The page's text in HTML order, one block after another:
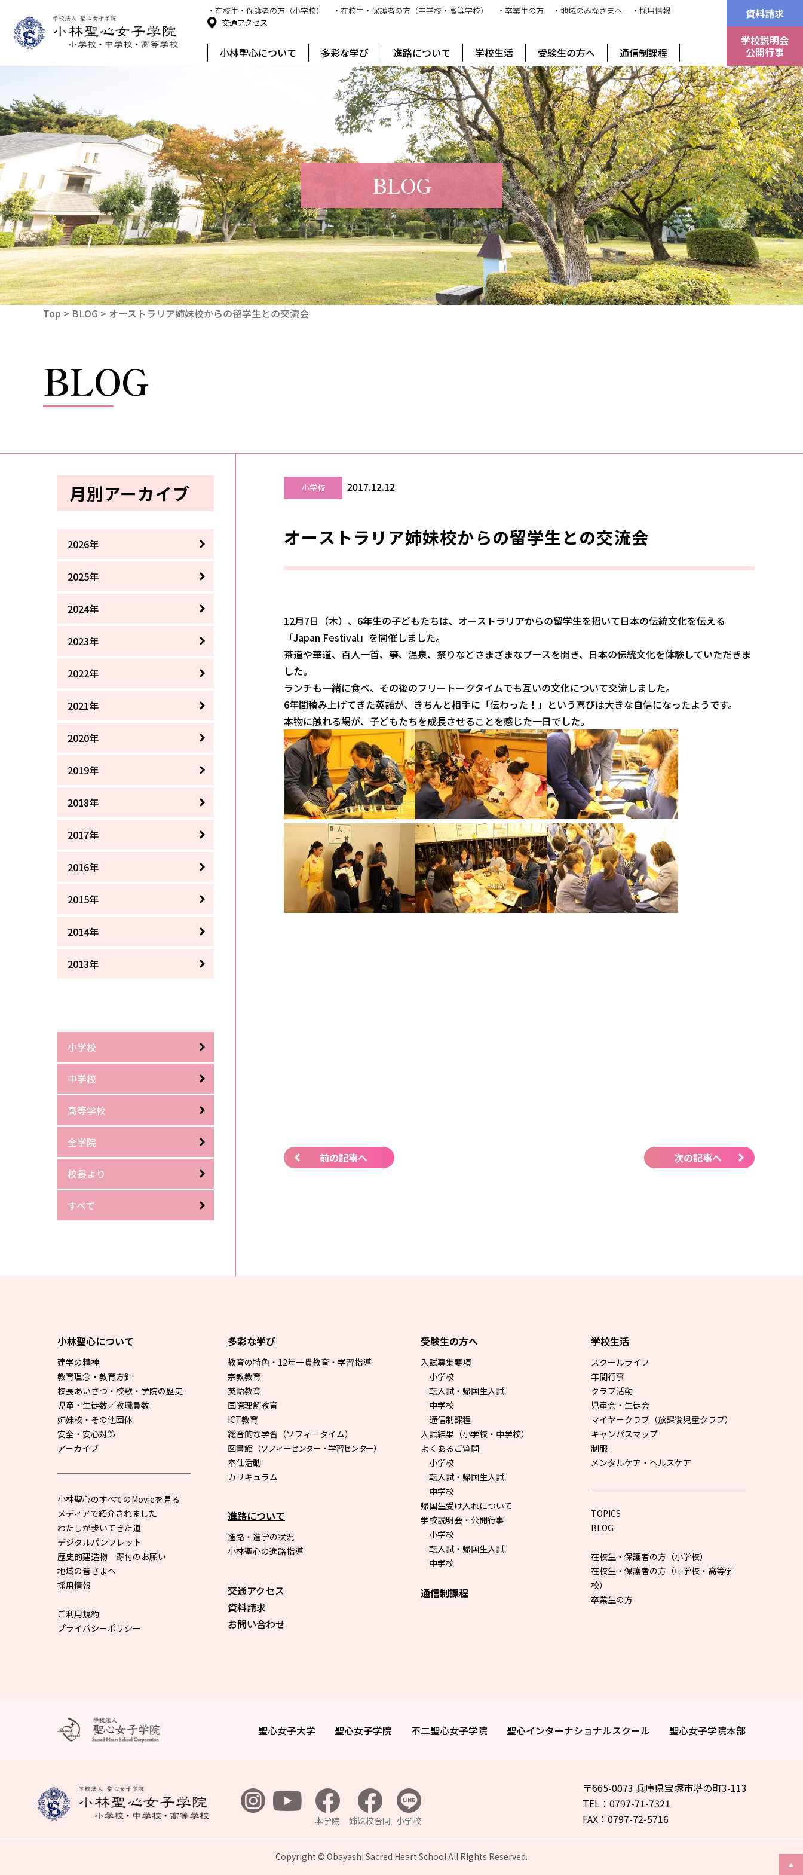
・在校生・保護者の方（小学校） ・在校生・保護者の方（中学校・高等学校） ・卒業生の方 ・地域のみなさまへ
・採用情報
交通アクセス
小林聖心について 多彩な学び 進路について 学校生活 受験生の方へ 通信制課程
資料請求
学校説明会
公開行事
BLOG
Top > BLOG > オーストラリア姉妹校からの留学生との交流会
BLOG
小学校 2017.12.12
オーストラリア姉妹校からの留学生との交流会
12月7日（木）、6年生の子どもたちは、オーストラリアからの留学生を招いて日本の伝統文化を伝える
「Japan Festival」を開催しました。
茶道や華道、百人一首、箏、温泉、祭りなどさまざまなブースを開き、日本の伝統文化を体験していただきま
した。
ランチも一緒に食べ、その後のフリートークタイムでも互いの文化について交流しました。
6年間積み上げてきた英語が、きちんと相手に「伝わった！」という喜びは大きな自信になったようです。
本物に触れる場が、子どもたちを成長させることを感じた一日でした。
前の記事へ 次の記事へ
月別アーカイブ
2026年
2025年
2024年
2023年
2022年
2021年
2020年
2019年
2018年
2017年
2016年
2015年
2014年
2013年
小学校
中学校
高等学校
全学院
校長より
すべて
小林聖心について
建学の精神
教育理念・教育方針
校長あいさつ・校歌・学院の歴史
児童・生徒数／教職員数
姉妹校・その他団体
安全・安心対策
アーカイブ
小林聖心のすべてのMovieを見る
メディアで紹介されました
わたしが歩いてきた道
デジタルパンフレット
歴史的建造物 寄付のお願い
地域の皆さまへ
採用情報
ご利用規約
プライバシーポリシー
多彩な学び
教育の特色・12年一貫教育・学習指導
宗教教育
英語教育
国際理解教育
ICT教育
総合的な学習（ソフィータイム）
図書館 （ソフィーセンター・学習センター）
奉仕活動
カリキュラム
進路について
進路・進学の状況
小林聖心の進路指導
交通アクセス
資料請求
お問い合わせ
受験生の方へ
入試募集要項
小学校
転入試・帰国生入試
中学校
通信制課程
入試結果（小学校・中学校）
よくあるご質問
小学校
転入試・帰国生入試
中学校
帰国生受け入れについて
学校説明会・公開行事
小学校
転入試・帰国生入試
中学校
通信制課程
学校生活
スクールライフ
年間行事
クラブ活動
児童会・生徒会
マイヤークラブ（放課後児童クラブ）
キャンパスマップ
制服
メンタルケア・ヘルスケア
TOPICS
BLOG
在校生・保護者の方（小学校）
在校生・保護者の方（中学校・高等学
校）
卒業生の方
聖心女子大学 聖心女子学院 不二聖心女子学院 聖心インターナショナルスクール 聖心女子学院本部
本学院 姉妹校合同 小学校
〒665-0073 兵庫県宝塚市塔の町3-113
TEL：0797-71-7321
FAX：0797-72-5716
Copyright © Obayashi Sacred Heart School All Rights Reserved.